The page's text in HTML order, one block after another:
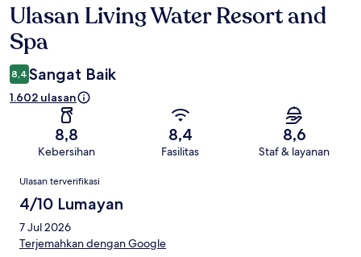
Ulasan
Ulasan Living Water Resort and
Spa
8,4 Sangat Baik
1.602 ulasan
8,8
Kebersihan
8,4
Fasilitas
8,6
Staf & layanan
Ulasan
Ulasan terverifikasi
4/10 Lumayan
7 Jul 2026
Terjemahkan dengan Google